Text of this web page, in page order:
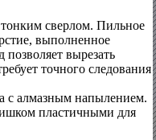
сверлом. Пильное
выполненное
вырезать
точного следования
с алмазным напылением.
пластичными для